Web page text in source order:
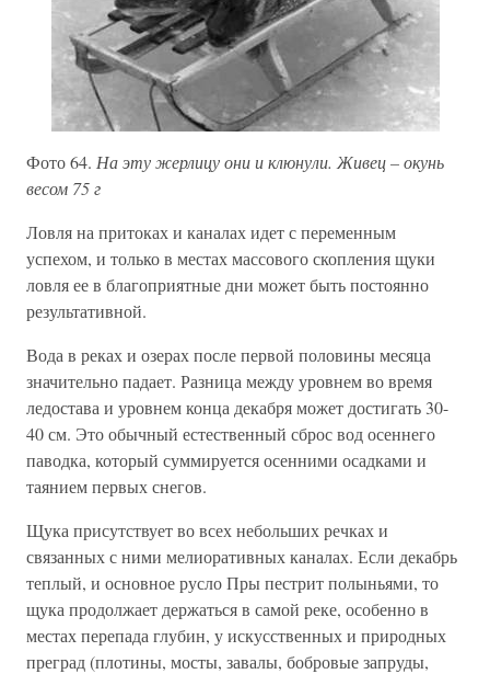
Фото 64. На эту жерлицу они и клюнули. Живец – окунь
весом 75 г
Ловля на притоках и каналах идет с переменным
успехом, и только в местах массового скопления щуки
ловля ее в благоприятные дни может быть постоянно
результативной.
Вода в реках и озерах после первой половины месяца
значительно падает. Разница между уровнем во время
ледостава и уровнем конца декабря может достигать 30-
40 см. Это обычный естественный сброс вод осеннего
паводка, который суммируется осенними осадками и
таянием первых снегов.
Щука присутствует во всех небольших речках и
связанных с ними мелиоративных каналах. Если декабрь
теплый, и основное русло Пры пестрит полыньями, то
щука продолжает держаться в самой реке, особенно в
местах перепада глубин, у искусственных и природных
преград (плотины, мосты, завалы, бобровые запруды,